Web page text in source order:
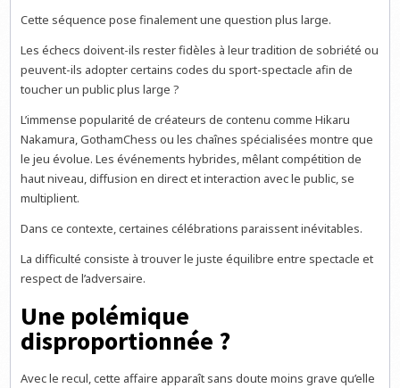
Cette séquence pose finalement une question plus large.
Les échecs doivent-ils rester fidèles à leur tradition de sobriété ou
peuvent-ils adopter certains codes du sport-spectacle afin de
toucher un public plus large ?
L’immense popularité de créateurs de contenu comme Hikaru
Nakamura, GothamChess ou les chaînes spécialisées montre que
le jeu évolue. Les événements hybrides, mêlant compétition de
haut niveau, diffusion en direct et interaction avec le public, se
multiplient.
Dans ce contexte, certaines célébrations paraissent inévitables.
La difficulté consiste à trouver le juste équilibre entre spectacle et
respect de l’adversaire.
Une polémique
disproportionnée ?
Avec le recul, cette affaire apparaît sans doute moins grave qu’elle